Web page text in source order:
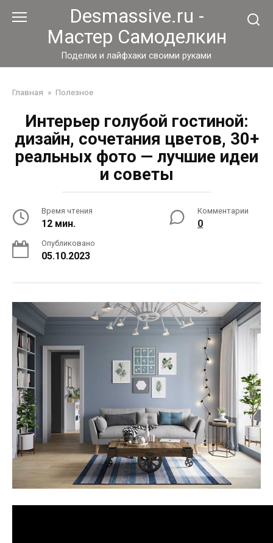
Desmassive.ru -
Мастер Самоделкин
Поделки и лайфхаки своими руками
Главная » Полезное
Интерьер голубой гостиной:
дизайн, сочетания цветов, 30+
реальных фото — лучшие идеи
и советы
Время чтения
12 мин.
Комментарии
0
Опубликовано
05.10.2023